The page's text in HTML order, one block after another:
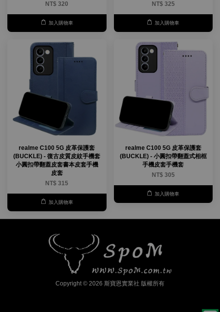
NT$ 320
加入購物車
NT$ 325
加入購物車
realme C100 5G 皮革保護套
(BUCKLE) - 復古皮質皮紋手機套
小圓扣帶翻蓋皮套書本皮套手機
皮套
NT$ 315
加入購物車
realme C100 5G 皮革保護套
(BUCKLE) - 小圓扣帶翻蓋式相框
手機皮套手機套
NT$ 305
加入購物車
Copyright © 2026 斯寶恩實業社 版權所有